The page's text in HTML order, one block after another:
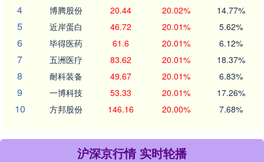
4 博腾股份 20.44 20.02% 14.77%
5 近岸蛋白 46.72 20.01% 5.62%
6 毕得医药 61.6 20.01% 6.12%
7 五洲医疗 83.62 20.01% 18.37%
8 耐科装备 49.67 20.01% 6.83%
9 一博科技 53.33 20.01% 17.26%
10 方邦股份 146.16 20.00% 7.68%
沪深京行情 实时轮播